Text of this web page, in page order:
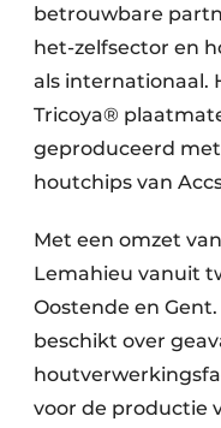
betrouwbare
het-zelfsector en
als internationaal.
Tricoya®
geproduceerd
houtchips van
Met een omzet
Lemahieu vanuit
Oostende en
beschikt over
voor de productie